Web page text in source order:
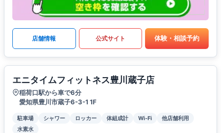
店舗情報 公式サイト 体験・相談予約
エニタイムフィットネス豊川蔵子店
稲荷口駅から車で6分
愛知県豊川市蔵子6-3-1 1F
駐車場 シャワー ロッカー 体組成計 Wi-Fi
他店舗利用
水素水